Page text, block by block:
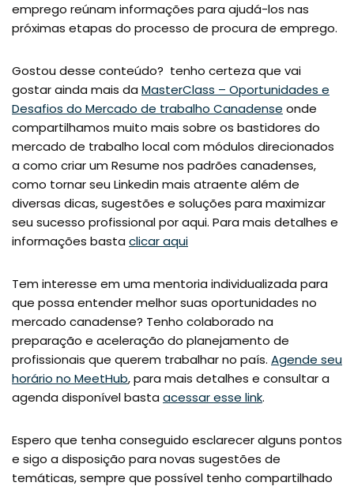
emprego reúnam informações para ajudá-los nas
próximas etapas do processo de procura de emprego.
Gostou desse conteúdo? tenho certeza que vai
gostar ainda mais da MasterClass – Oportunidades e
Desafios do Mercado de trabalho Canadense onde
compartilhamos muito mais sobre os bastidores do
mercado de trabalho local com módulos direcionados
a como criar um Resume nos padrões canadenses,
como tornar seu Linkedin mais atraente além de
diversas dicas, sugestões e soluções para maximizar
seu sucesso profissional por aqui. Para mais detalhes e
informações basta clicar aqui
Tem interesse em uma mentoria individualizada para
que possa entender melhor suas oportunidades no
mercado canadense? Tenho colaborado na
preparação e aceleração do planejamento de
profissionais que querem trabalhar no país. Agende seu
horário no MeetHub, para mais detalhes e consultar a
agenda disponível basta acessar esse link.
Espero que tenha conseguido esclarecer alguns pontos
e sigo a disposição para novas sugestões de
temáticas, sempre que possível tenho compartilhado